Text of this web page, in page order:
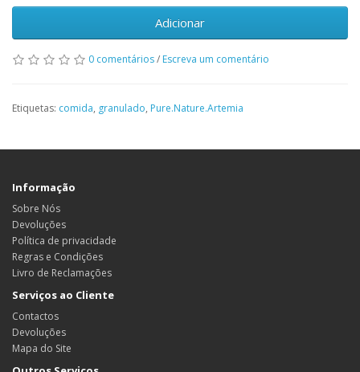
Adicionar
0 comentários/ Escreva um comentário
Etiquetas: comida, granulado, Pure.Nature.Artemia
Informação
Sobre Nós
Devoluções
Política de privacidade
Regras e Condições
Livro de Reclamações
Serviços ao Cliente
Contactos
Devoluções
Mapa do Site